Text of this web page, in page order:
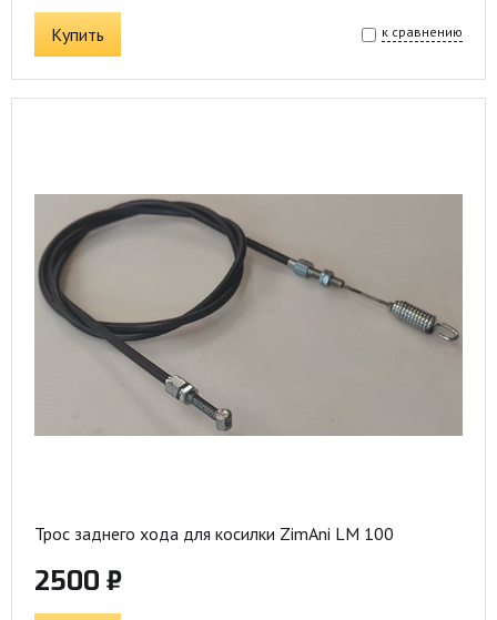
Купить к сравнению
Трос заднего хода для косилки ZimAni LM 100
2500 ₽